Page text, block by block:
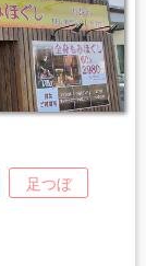
足つぼ